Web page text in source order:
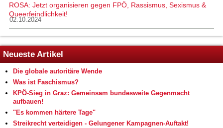
ROSA: Jetzt organisieren gegen FPÖ, Rassismus, Sexismus &
Queerfeindlichkeit!
02.10.2024
Neueste Artikel
Die globale autoritäre Wende
Was ist Faschismus?
KPÖ-Sieg in Graz: Gemeinsam bundesweite Gegenmacht
aufbauen!
"Es kommen härtere Tage"
Streikrecht verteidigen - Gelungener Kampagnen-Auftakt!